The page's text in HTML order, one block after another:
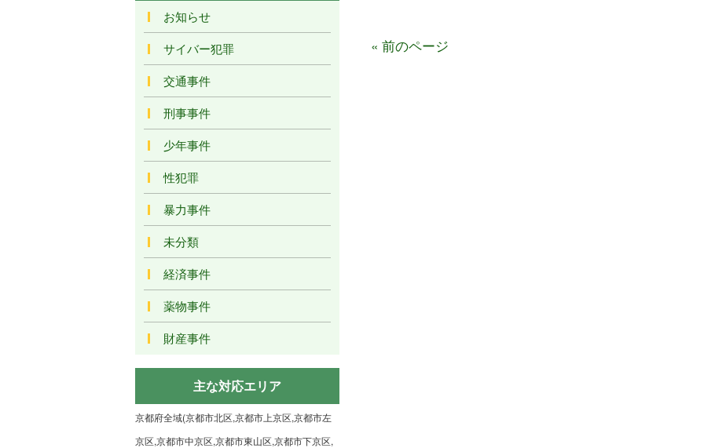
« 前のページ
お知らせ
サイバー犯罪
交通事件
刑事事件
少年事件
性犯罪
暴力事件
未分類
経済事件
薬物事件
財産事件
主な対応エリア
京都府全域(京都市北区,京都市上京区,京都市左
京区,京都市中京区,京都市東山区,京都市下京区,